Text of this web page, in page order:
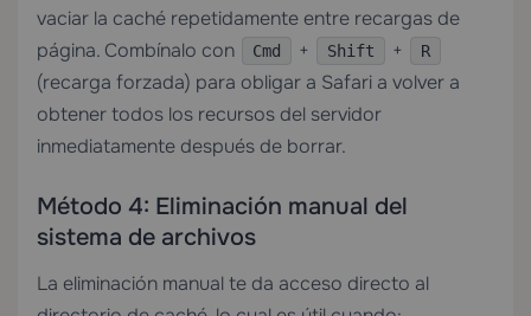
vaciar la caché repetidamente entre recargas de
página. Combínalo con
Cmd + Shift + R
(recarga forzada) para obligar a Safari a volver a
obtener todos los recursos del servidor
inmediatamente después de borrar.
Método 4: Eliminación manual del
sistema de archivos
La eliminación manual te da acceso directo al